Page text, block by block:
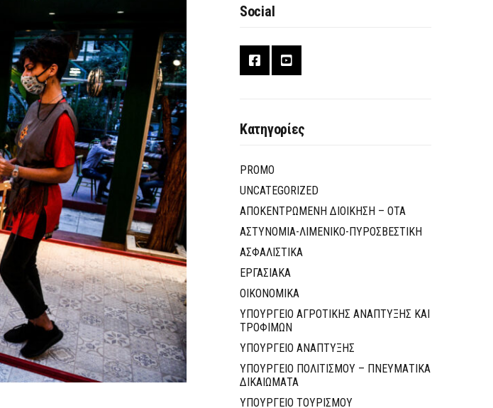
Social
Κατηγορίες
PROMO
UNCATEGORIZED
ΑΠΟΚΕΝΤΡΩΜΕΝΗ ΔΙΟΙΚΗΣΗ – ΟΤΑ
ΑΣΤΥΝΟΜΙΑ-ΛΙΜΕΝΙΚΟ-ΠΥΡΟΣΒΕΣΤΙΚΗ
ΑΣΦΑΛΙΣΤΙΚΑ
ΕΡΓΑΣΙΑΚΑ
ΟΙΚΟΝΟΜΙΚΑ
ΥΠΟΥΡΓΕΙΟ ΑΓΡΟΤΙΚΗΣ ΑΝΑΠΤΥΞΗΣ ΚΑΙ
ΤΡΟΦΙΜΩΝ
ΥΠΟΥΡΓΕΙΟ ΑΝΑΠΤΥΞΗΣ
ΥΠΟΥΡΓΕΙΟ ΠΟΛΙΤΙΣΜΟΥ – ΠΝΕΥΜΑΤΙΚΑ
ΔΙΚΑΙΩΜΑΤΑ
ΥΠΟΥΡΓΕΙΟ ΤΟΥΡΙΣΜΟΥ